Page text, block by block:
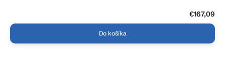
€167,09
Do košíka